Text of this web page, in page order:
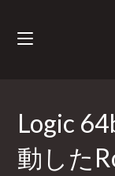
Logic
動した